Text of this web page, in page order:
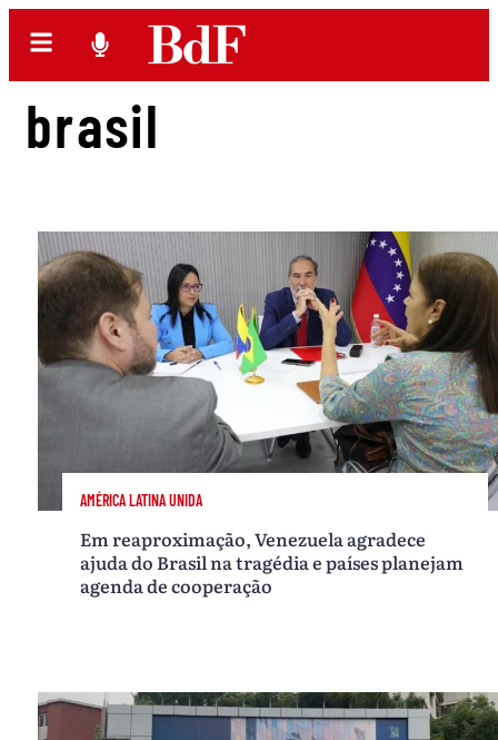
brasil
AMÉRICA LATINA UNIDA
Em reaproximação, Venezuela agradece
ajuda do Brasil na tragédia e países planejam
agenda de cooperação